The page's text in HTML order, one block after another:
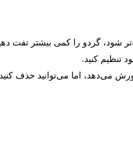
شود، گردو را کمی بیشتر تفت
تنظیم کنید.
می‌دهد، اما می‌توانید حذف کنید